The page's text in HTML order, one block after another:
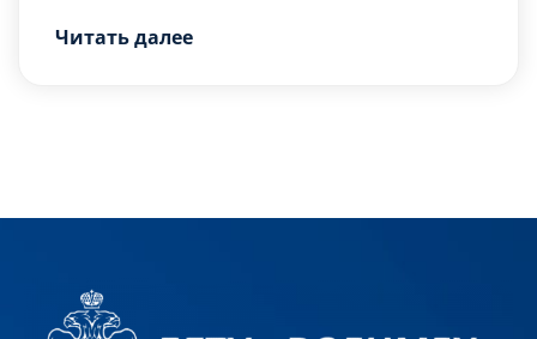
классов, а также учащиеся по программам
программирование»;
Читать далее